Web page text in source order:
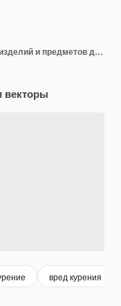
Набор табачных или никотиновых изделий и предметов для курения Пакет сигарет Пепельница Сигара Кальян и табачные листья
векторы
вред курения